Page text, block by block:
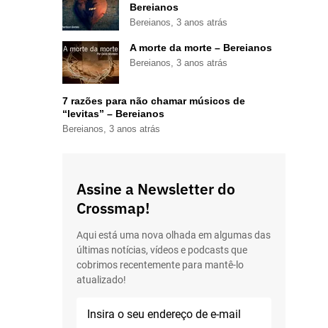
Bereianos
Bereianos 3 anos atrás
A morte da morte – Bereianos
Bereianos 3 anos atrás
7 razões para não chamar músicos de
“levitas” – Bereianos
Bereianos 3 anos atrás
Assine a Newsletter do
Crossmap!
Aqui está uma nova olhada em algumas das
últimas notícias, vídeos e podcasts que
cobrimos recentemente para mantê-lo
atualizado!